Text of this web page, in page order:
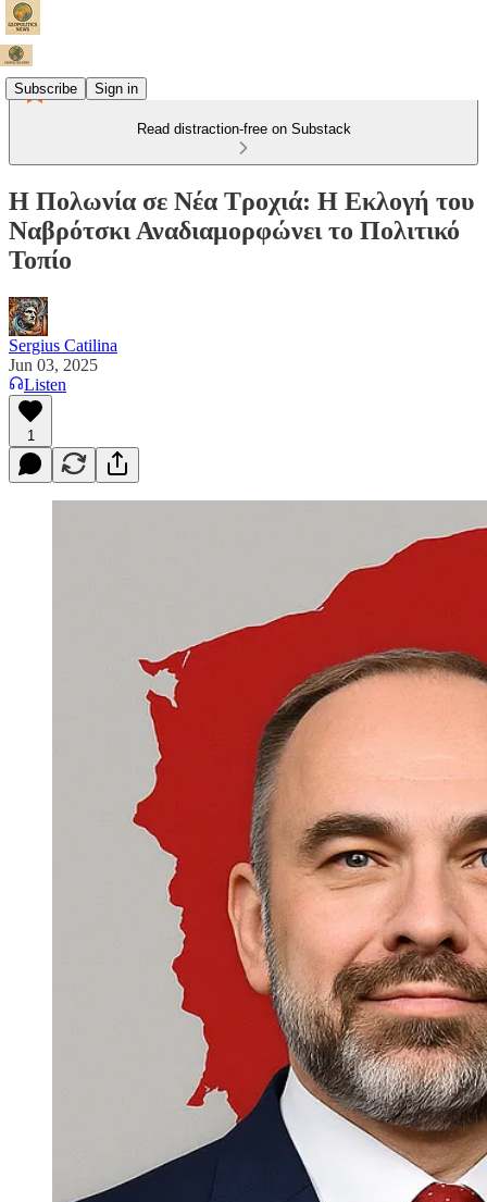
Subscribe Sign in
Read distraction-free on Substack
Η Πολωνία σε Νέα Τροχιά: Η Εκλογή του
Ναβρότσκι Αναδιαμορφώνει το Πολιτικό
Τοπίο
Sergius Catilina
Jun 03, 2025
Listen
1